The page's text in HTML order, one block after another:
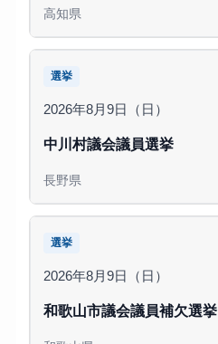
高知県
選挙
2026年8月9日（日）
中川村議会議員選挙
長野県
選挙
2026年8月9日（日）
和歌山市議会議員補欠選挙